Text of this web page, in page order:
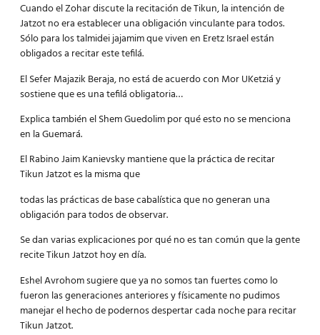
Cuando el Zohar discute la recitación de Tikun, la intención de
Jatzot no era establecer una obligación vinculante para todos.
Sólo para los talmidei jajamim que viven en Eretz Israel están
obligados a recitar este tefilá.
El Sefer Majazik Beraja, no está de acuerdo con Mor UKetziá y
sostiene que es una tefilá obligatoria…
Explica también el Shem Guedolim por qué esto no se menciona
en la Guemará.
El Rabino Jaim Kanievsky mantiene que la práctica de recitar
Tikun Jatzot es la misma que
todas las prácticas de base cabalística que no generan una
obligación para todos de observar.
Se dan varias explicaciones por qué no es tan común que la gente
recite Tikun Jatzot hoy en día.
Eshel Avrohom sugiere que ya no somos tan fuertes como lo
fueron las generaciones anteriores y físicamente no pudimos
manejar el hecho de podernos despertar cada noche para recitar
Tikun Jatzot.